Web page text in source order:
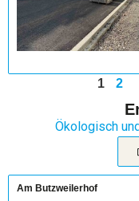
1 2
Ökologisch
Am Butzweilerhof